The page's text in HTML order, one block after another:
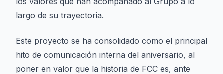
largo de su trayectoria.
Este proyecto se ha consolidado como el principal
hito de comunicación interna del aniversario, al
poner en valor que la historia de FCC es, ante